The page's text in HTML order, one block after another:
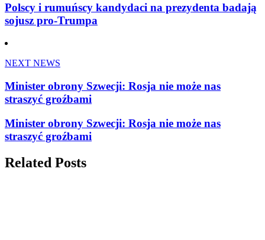
Polscy i rumuńscy kandydaci na prezydenta badają
sojusz pro-Trumpa
NEXT NEWS
Minister obrony Szwecji: Rosja nie może nas
straszyć groźbami
Minister obrony Szwecji: Rosja nie może nas
straszyć groźbami
Related Posts